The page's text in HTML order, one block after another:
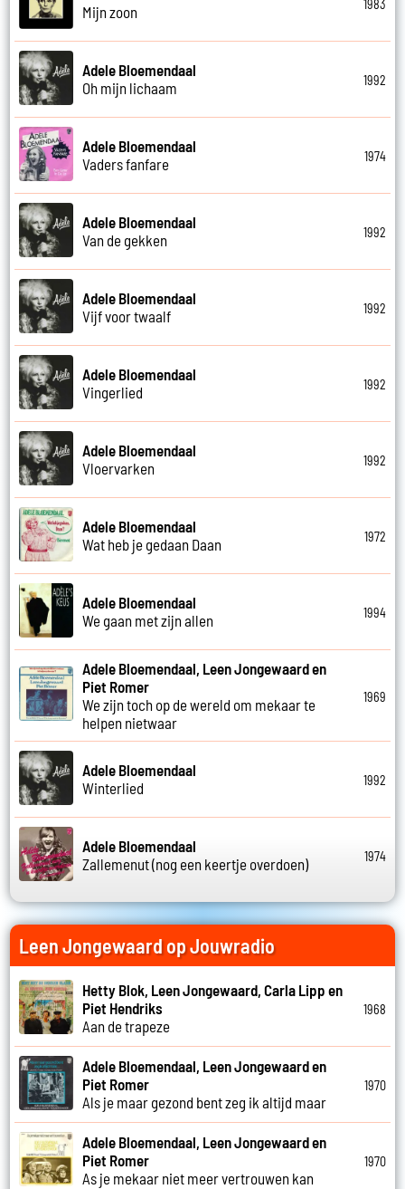
Mijn zoon
1983
Adele Bloemendaal
Oh mijn lichaam
1992
Adele Bloemendaal
Vaders fanfare
1974
Adele Bloemendaal
Van de gekken
1992
Adele Bloemendaal
Vijf voor twaalf
1992
Adele Bloemendaal
Vingerlied
1992
Adele Bloemendaal
Vloervarken
1992
Adele Bloemendaal
Wat heb je gedaan Daan
1972
Adele Bloemendaal
We gaan met zijn allen
1994
Adele Bloemendaal, Leen Jongewaard en
Piet Romer
We zijn toch op de wereld om mekaar te
helpen nietwaar
1969
Adele Bloemendaal
Winterlied
1992
Adele Bloemendaal
Zallemenut (nog een keertje overdoen)
1974
Leen Jongewaard op Jouwradio
Hetty Blok, Leen Jongewaard, Carla Lipp en
Piet Hendriks
Aan de trapeze
1968
Adele Bloemendaal, Leen Jongewaard en
Piet Romer
Als je maar gezond bent zeg ik altijd maar
1970
Adele Bloemendaal, Leen Jongewaard en
Piet Romer
As je mekaar niet meer vertrouwen kan
1970